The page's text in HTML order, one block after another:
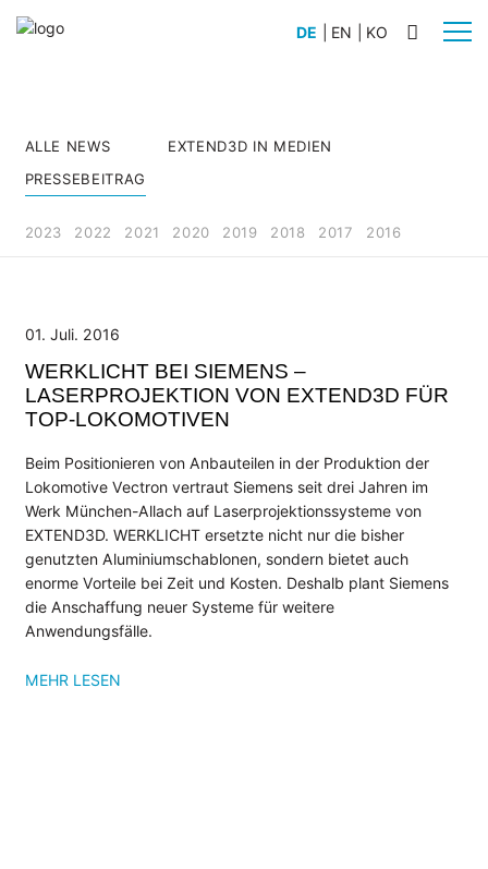
Automobilbau
WERKLICHT PRO L
WERKLICHT PRO S
WERKLICHT VIDEO
Zubehör
UNTERNEHMEN
Kompetenzen
Referenzen
DE EN KO
ALLE NEWS
EXTEND3D IN MEDIEN
PRESSEBEITRAG
2023 2022 2021 2020 2019 2018 2017 2016
01. Juli. 2016
WERKLICHT BEI SIEMENS –
LASERPROJEKTION VON EXTEND3D FÜR
TOP-LOKOMOTIVEN
Beim Positionieren von Anbauteilen in der Produktion der
Lokomotive Vectron vertraut Siemens seit drei Jahren im
Werk München-Allach auf Laserprojektionssysteme von
EXTEND3D. WERKLICHT ersetzte nicht nur die bisher
genutzten Aluminiumschablonen, sondern bietet auch
enorme Vorteile bei Zeit und Kosten. Deshalb plant Siemens
die Anschaffung neuer Systeme für weitere
Anwendungsfälle.
MEHR LESEN